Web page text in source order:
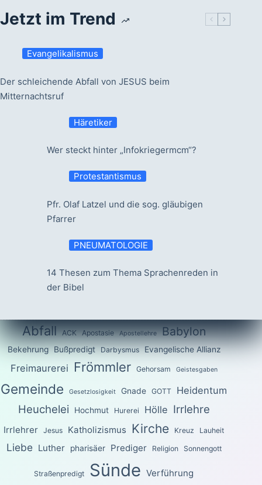
Jetzt im Trend
Evangelikalismus
Der schleichende Abfall von JESUS beim
Mitternachtsruf
Häretiker
Wer steckt hinter „Infokriegermcm“?
Protestantismus
Pfr. Olaf Latzel und die sog. gläubigen
Pfarrer
PNEUMATOLOGIE
14 Thesen zum Thema Sprachenreden in
der Bibel
Abfall ACK Apostasie Apostellehre Babylon
Bekehrung Bußpredigt Darbysmus Evangelische Allianz
Freimaurerei Frömmler Gehorsam Geistesgaben
Gemeinde Gesetzlosigkeit Gnade GOTT Heidentum
Heuchelei Hochmut Hurerei Hölle Irrlehre
Irrlehrer Jesus Katholizismus Kirche Kreuz Lauheit
Liebe Luther pharisäer Prediger Religion Sonnengott
Straßenpredigt Sünde Verführung